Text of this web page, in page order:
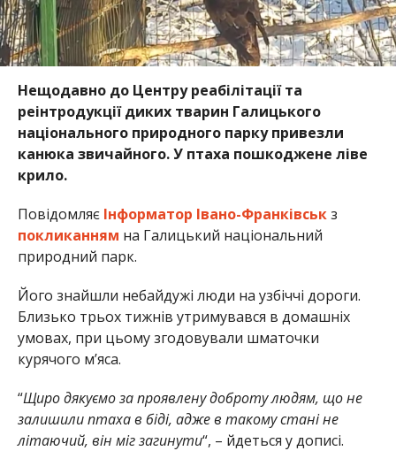
Нещодавно до Центру реабілітації та
реінтродукції диких тварин Галицького
національного природного парку привезли
канюка звичайного. У птаха пошкоджене ліве
крило.
Повідомляє Інформатор Івано-Франківськз
покликанням на Галицький національний
природний парк.
Його знайшли небайдужі люди на узбіччі дороги.
Близько трьох тижнів утримувався в домашніх
умовах, при цьому згодовували шматочки
курячого м’яса.
“Щиро дякуємо за проявлену доброту людям, що не
залишили птаха в біді, адже в такому стані не
літаючий, він міг загинути“, – йдеться у дописі.